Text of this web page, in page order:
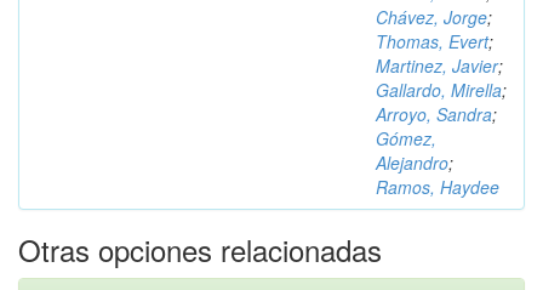
Chávez, Jorge;
Thomas, Evert;
Martinez, Javier;
Gallardo, Mirella;
Arroyo, Sandra;
Gómez,
Alejandro;
Ramos, Haydee
Otras opciones relacionadas